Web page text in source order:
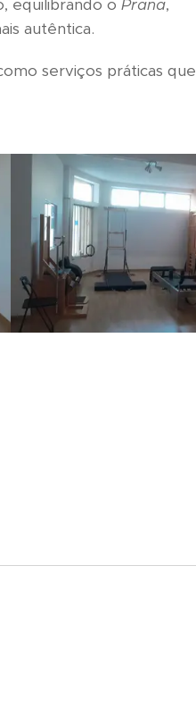
equilibrando o Prana,
autêntica.
serviços práticas que